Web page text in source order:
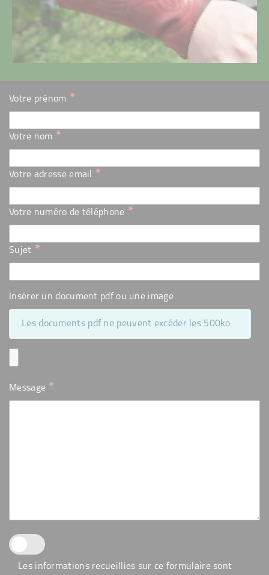
Votre prénom *
Votre nom *
Votre adresse email *
Votre numéro de téléphone *
Sujet *
Insérer un document pdf ou une image
Les documents pdf ne peuvent excéder les 500ko
Message *
Les informations recueillies sur ce formulaire sont